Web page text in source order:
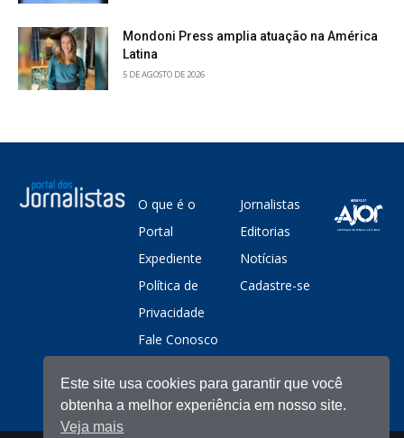
Mondoni Press amplia atuação na América
Latina
5 DE AGOSTO DE 2026
O que é o
Portal
Expediente
Política de
Privacidade
Fale Conosco
Jornalistas
Editorias
Notícias
Cadastre-se
Este site usa cookies para garantir que você
obtenha a melhor experiência em nosso site.
Veja mais